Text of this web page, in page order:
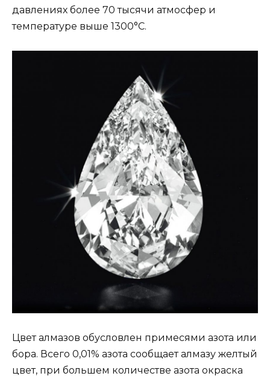
давлениях более 70 тысячи атмосфер и
температуре выше 1300°С.
Цвет алмазов обусловлен примесями азота или
бора. Всего 0,01% азота сообщает алмазу желтый
цвет, при большем количестве азота окраска